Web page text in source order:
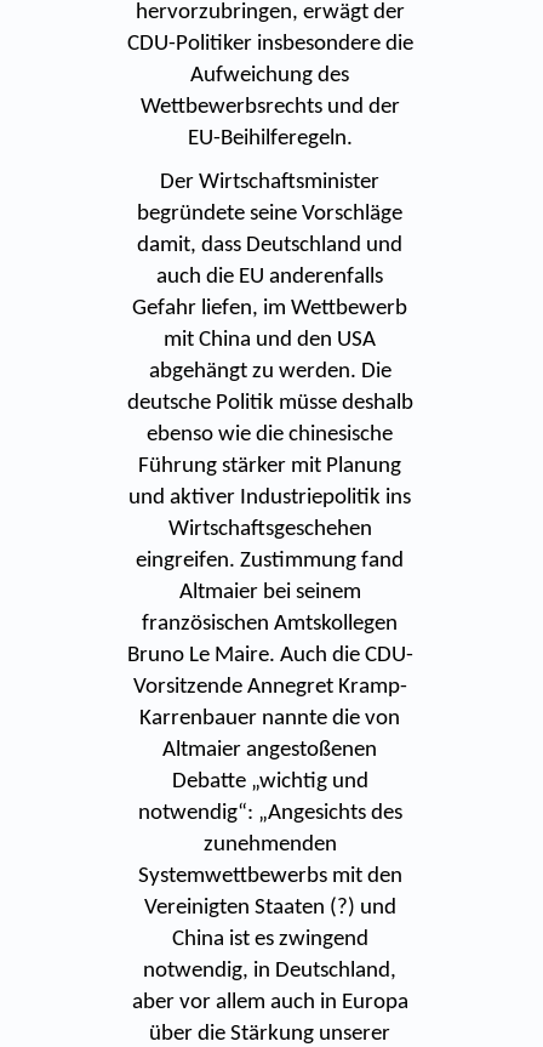
hervorzubringen, erwägt der
CDU-Politiker insbesondere die
Aufweichung des
Wettbewerbsrechts und der
EU-Beihilferegeln.
Der Wirtschaftsminister
begründete seine Vorschläge
damit, dass Deutschland und
auch die EU anderenfalls
Gefahr liefen, im Wettbewerb
mit China und den USA
abgehängt zu werden. Die
deutsche Politik müsse deshalb
ebenso wie die chinesische
Führung stärker mit Planung
und aktiver Industriepolitik ins
Wirtschaftsgeschehen
eingreifen. Zustimmung fand
Altmaier bei seinem
französischen Amtskollegen
Bruno Le Maire. Auch die CDU-
Vorsitzende Annegret Kramp-
Karrenbauer nannte die von
Altmaier angestoßenen
Debatte „wichtig und
notwendig“: „Angesichts des
zunehmenden
Systemwettbewerbs mit den
Vereinigten Staaten (?) und
China ist es zwingend
notwendig, in Deutschland,
aber vor allem auch in Europa
über die Stärkung unserer